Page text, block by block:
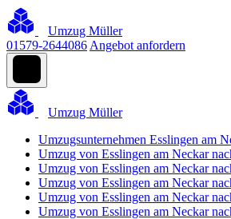
Umzug Müller
01579-2644086 Angebot anfordern
Umzug Müller
Umzugsunternehmen Esslingen am
Umzug von Esslingen am Neckar
Umzug von Esslingen am Neckar
Umzug von Esslingen am Neckar
Umzug von Esslingen am Neckar
Umzug von Esslingen am Neckar